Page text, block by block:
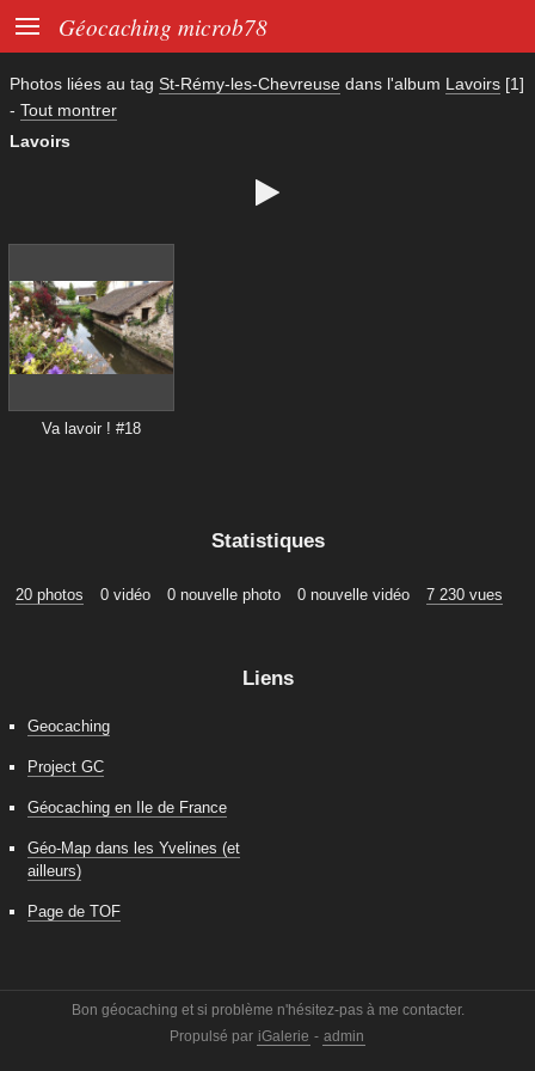
 Géocaching microb78
Photos liées au tag St-Rémy-les-Chevreuse dans l'album Lavoirs [1]
- Tout montrer
Lavoirs

Va lavoir ! #18
Statistiques
20 photos 0 vidéo 0 nouvelle photo 0 nouvelle vidéo 7 230 vues
Liens
Geocaching
Project GC
Géocaching en Ile de France
Géo-Map dans les Yvelines (et
ailleurs)
Page de TOF
Bon géocaching et si problème n'hésitez-pas à me contacter.
Propulsé par iGalerie - admin